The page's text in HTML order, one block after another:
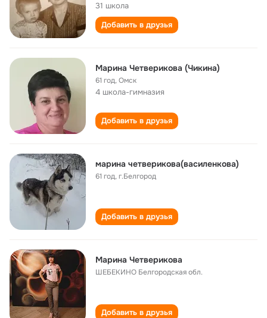
31 школа
Добавить в друзья
Марина Четверикова (Чикина)
61 год,Омск
4 школа-гимназия
Добавить в друзья
марина четверикова(василенкова)
61 год,г.Белгород
Добавить в друзья
Марина Четверикова
ШЕБЕКИНО Белгородская обл.
Добавить в друзья